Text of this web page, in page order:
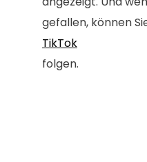
gefallen, können
TikTok
folgen.